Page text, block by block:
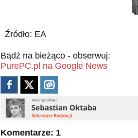
Źródło: EA
Bądź na bieżąco - obserwuj:
PurePC.pl na Google News
Komentarze: 1